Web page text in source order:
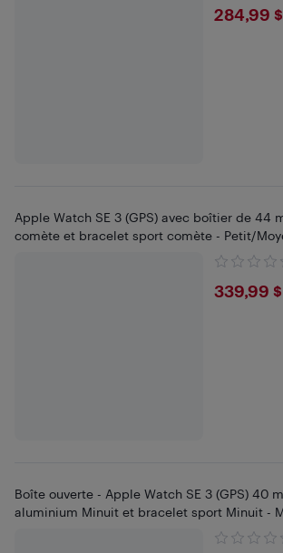
284,99 $
Apple Watch SE 3 (GPS) avec boîtier de 44
comète et bracelet sport comète - Petit/
339,99 $
Boîte ouverte - Apple Watch SE 3 (GPS) 40
aluminium Minuit et bracelet sport Minuit -